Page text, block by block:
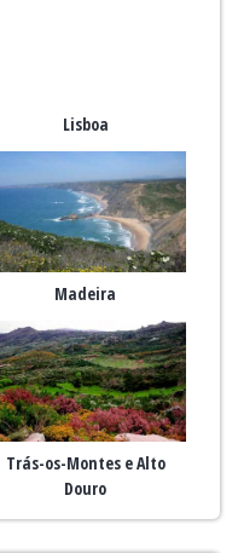
Lisboa
Madeira
Trás-os-Montes e Alto
Douro